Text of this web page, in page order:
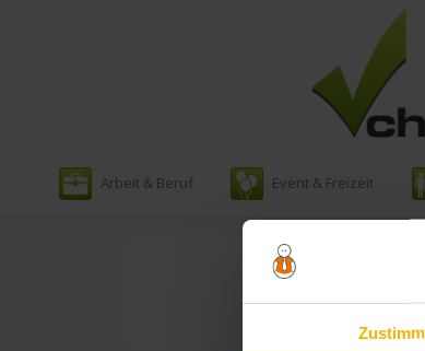
Arbeit & Beruf Event & Freizeit